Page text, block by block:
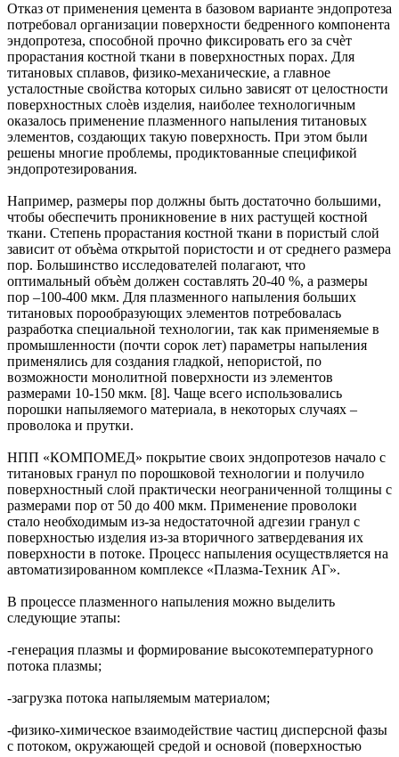
Отказ от применения цемента в базовом варианте эндопротеза
потребовал организации поверхности бедренного компонента
эндопротеза, способной прочно фиксировать его за счѐт
прорастания костной ткани в поверхностных порах. Для
титановых сплавов, физико-механические, а главное
усталостные свойства которых сильно зависят от целостности
поверхностных слоѐв изделия, наиболее технологичным
оказалось применение плазменного напыления титановых
элементов, создающих такую поверхность. При этом были
решены многие проблемы, продиктованные спецификой
эндопротезирования.
Например, размеры пор должны быть достаточно большими,
чтобы обеспечить проникновение в них растущей костной
ткани. Степень прорастания костной ткани в пористый слой
зависит от объѐма открытой пористости и от среднего размера
пор. Большинство исследователей полагают, что
оптимальный объѐм должен составлять 20-40 %, а размеры
пор –100-400 мкм. Для плазменного напыления больших
титановых порообразующих элементов потребовалась
разработка специальной технологии, так как применяемые в
промышленности (почти сорок лет) параметры напыления
применялись для создания гладкой, непористой, по
возможности монолитной поверхности из элементов
размерами 10-150 мкм. [8]. Чаще всего использовались
порошки напыляемого материала, в некоторых случаях –
проволока и прутки.
НПП «КОМПОМЕД» покрытие своих эндопротезов начало с
титановых гранул по порошковой технологии и получило
поверхностный слой практически неограниченной толщины с
размерами пор от 50 до 400 мкм. Применение проволоки
стало необходимым из-за недостаточной адгезии гранул с
поверхностью изделия из-за вторичного затвердевания их
поверхности в потоке. Процесс напыления осуществляется на
автоматизированном комплексе «Плазма-Техник АГ».
В процессе плазменного напыления можно выделить
следующие этапы:
-генерация плазмы и формирование высокотемпературного
потока плазмы;
-загрузка потока напыляемым материалом;
-физико-химическое взаимодействие частиц дисперсной фазы
с потоком, окружающей средой и основой (поверхностью